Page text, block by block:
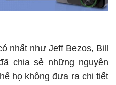
nhất như Jeff Bezos, Bill
chia sẻ những nguyên
họ không đưa ra chi tiết